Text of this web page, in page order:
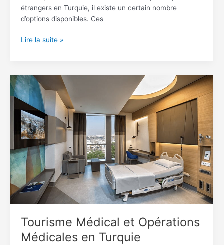
étrangers en Turquie, il existe un certain nombre
d’options disponibles. Ces
Lire la suite »
Tourisme Médical et Opérations
Médicales en Turquie
Tourisme
Médical
et
Opérations
Médicales
en
Turquie